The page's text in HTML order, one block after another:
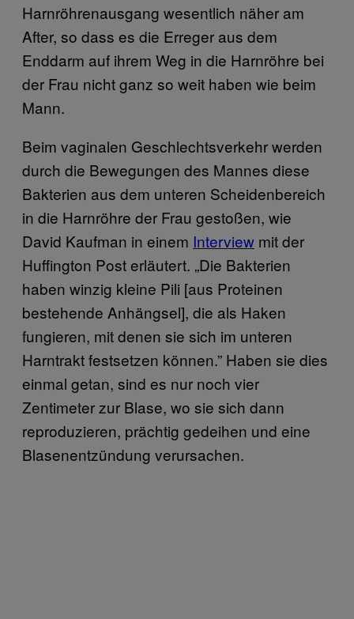
Harnröhrenausgang wesentlich näher am
After, so dass es die Erreger aus dem
Enddarm auf ihrem Weg in die Harnröhre bei
der Frau nicht ganz so weit haben wie beim
Mann.
Beim vaginalen Geschlechtsverkehr werden
durch die Bewegungen des Mannes diese
Bakterien aus dem unteren Scheidenbereich
in die Harnröhre der Frau gestoßen, wie
David Kaufman in einem Interview mit der
Huffington Post erläutert. „Die Bakterien
haben winzig kleine Pili [aus Proteinen
bestehende Anhängsel], die als Haken
fungieren, mit denen sie sich im unteren
Harntrakt festsetzen können.” Haben sie dies
einmal getan, sind es nur noch vier
Zentimeter zur Blase, wo sie sich dann
reproduzieren, prächtig gedeihen und eine
Blasenentzündung verursachen.